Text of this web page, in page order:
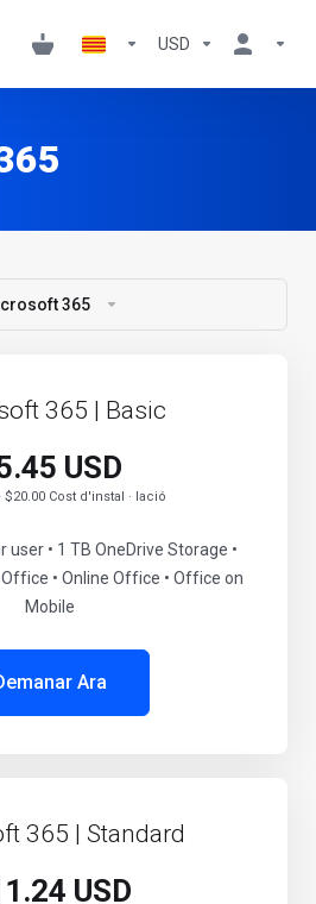
USD
365
365 | Basic
USD
Cost d'instal · lació
user • 1 TB OneDrive Storage •
• Online Office • Office on
Mobile
Ara
365 | Standard
USD